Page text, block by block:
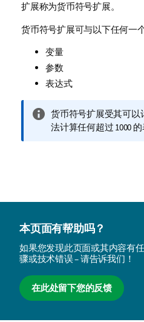
扩展称为货币符号扩展。
货币符号扩展可与以下任何一
变量
参数
表达式
信
息
货币符号扩展受其可以
法计算任何超过 1000 的
本页面有帮助吗？
如果您发现此页面或其内容有
骤或技术错误 – 请告诉我们！
在此处留下您的反馈